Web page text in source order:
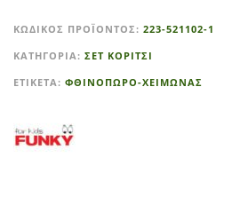
t
e
r
t
ΚΩΔΙΚΌΣ ΠΡΟΪΌΝΤΟΣ: 223-521102-1
ΚΑΤΗΓΟΡΊΑ: ΣΕΤ ΚΟΡΙΤΣΙ
ΕΤΙΚΈΤΑ: ΦΘΙΝΟΠΩΡΟ-ΧΕΙΜΩΝΑΣ